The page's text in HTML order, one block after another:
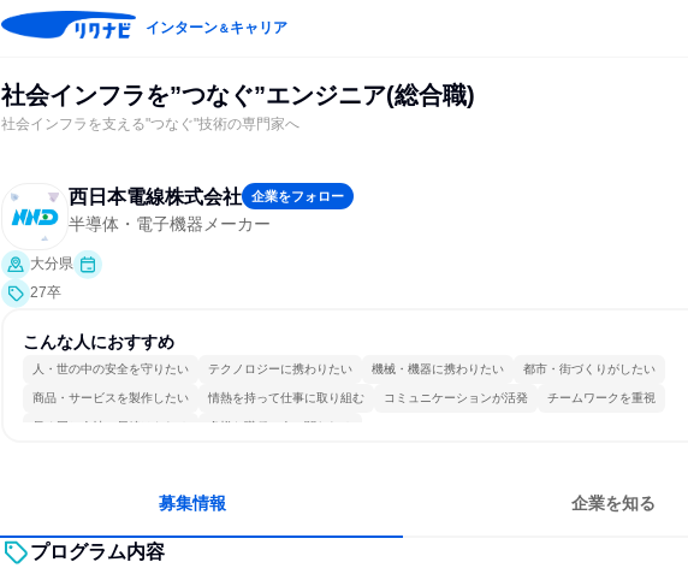
インターン＆キャリア
社会インフラを”つなぐ”エンジニア(総合職)
社会インフラを支える"つなぐ"技術の専門家へ
西日本電線株式会社 企業をフォロー
半導体・電子機器メーカー
大分県
27卒
こんな人におすすめ
人・世の中の安全を守りたい テクノロジーに携わりたい 機械・機器に携わりたい 都市・街づくりがしたい
商品・サービスを製作したい 情熱を持って仕事に取り組む コミュニケーションが活発 チームワークを重視
長く同じ会社に居続けられる 多様な職種の人と関われる
募集情報 企業を知る
プログラム内容